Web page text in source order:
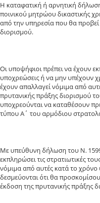
Η καταφατική ή αρνητική
ποινικού μητρώου δικαστικής
από την υπηρεσία που θα
διορισμού.
Οι υποψήφιοι πρέπει να έχουν
υποχρεώσεις ή να μην υπέχουν
έχουν απαλλαγεί νόμιμα από
πρυτανικής πράξης διορισμού
υποχρεούνται να καταθέσουν
τύπου Α΄ του αρμόδιου
Με υπεύθυνη δήλωση του Ν.
εκπληρώσει τις στρατιωτικές
νόμιμα από αυτές κατά το
δεσμεύονται ότι θα
έκδοση της πρυτανικής πράξης